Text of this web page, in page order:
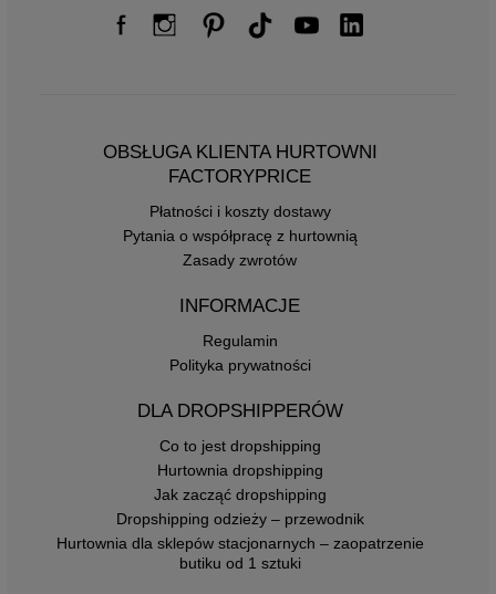
OBSŁUGA KLIENTA HURTOWNI
FACTORYPRICE
Płatności i koszty dostawy
Pytania o współpracę z hurtownią
Zasady zwrotów
INFORMACJE
Regulamin
Polityka prywatności
DLA DROPSHIPPERÓW
Co to jest dropshipping
Hurtownia dropshipping
Jak zacząć dropshipping
Dropshipping odzieży – przewodnik
Hurtownia dla sklepów stacjonarnych – zaopatrzenie
butiku od 1 sztuki